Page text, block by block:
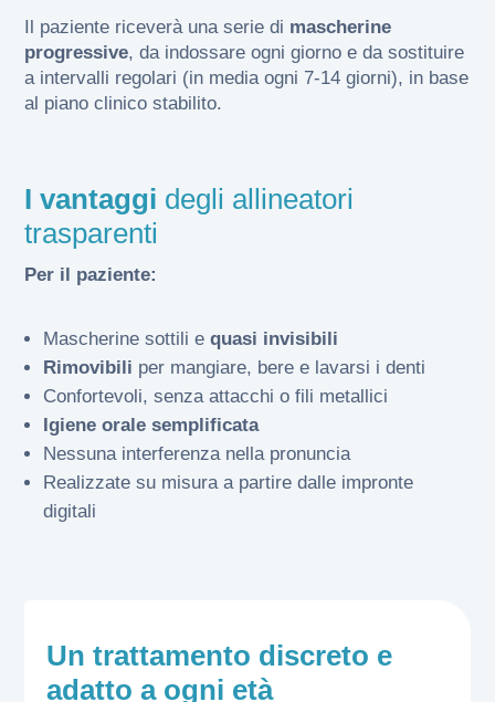
Il paziente riceverà una serie di mascherine
progressive, da indossare ogni giorno e da sostituire
a intervalli regolari (in media ogni 7-14 giorni), in base
al piano clinico stabilito.
I vantaggi degli allineatori
trasparenti
Per il paziente:
Mascherine sottili equasi invisibili
Rimovibili per mangiare, bere e lavarsi i denti
Confortevoli, senza attacchi o fili metallici
Igiene orale semplificata
Nessuna interferenza nella pronuncia
Realizzate su misura a partire dalle impronte
digitali
Un trattamento discreto e
adatto a ogni età